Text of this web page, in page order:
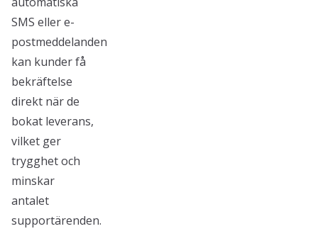
SMS eller e-
postmeddelanden
kan kunder få
bekräftelse
direkt när de
bokat leverans,
vilket ger
trygghet och
minskar
antalet
supportärenden.